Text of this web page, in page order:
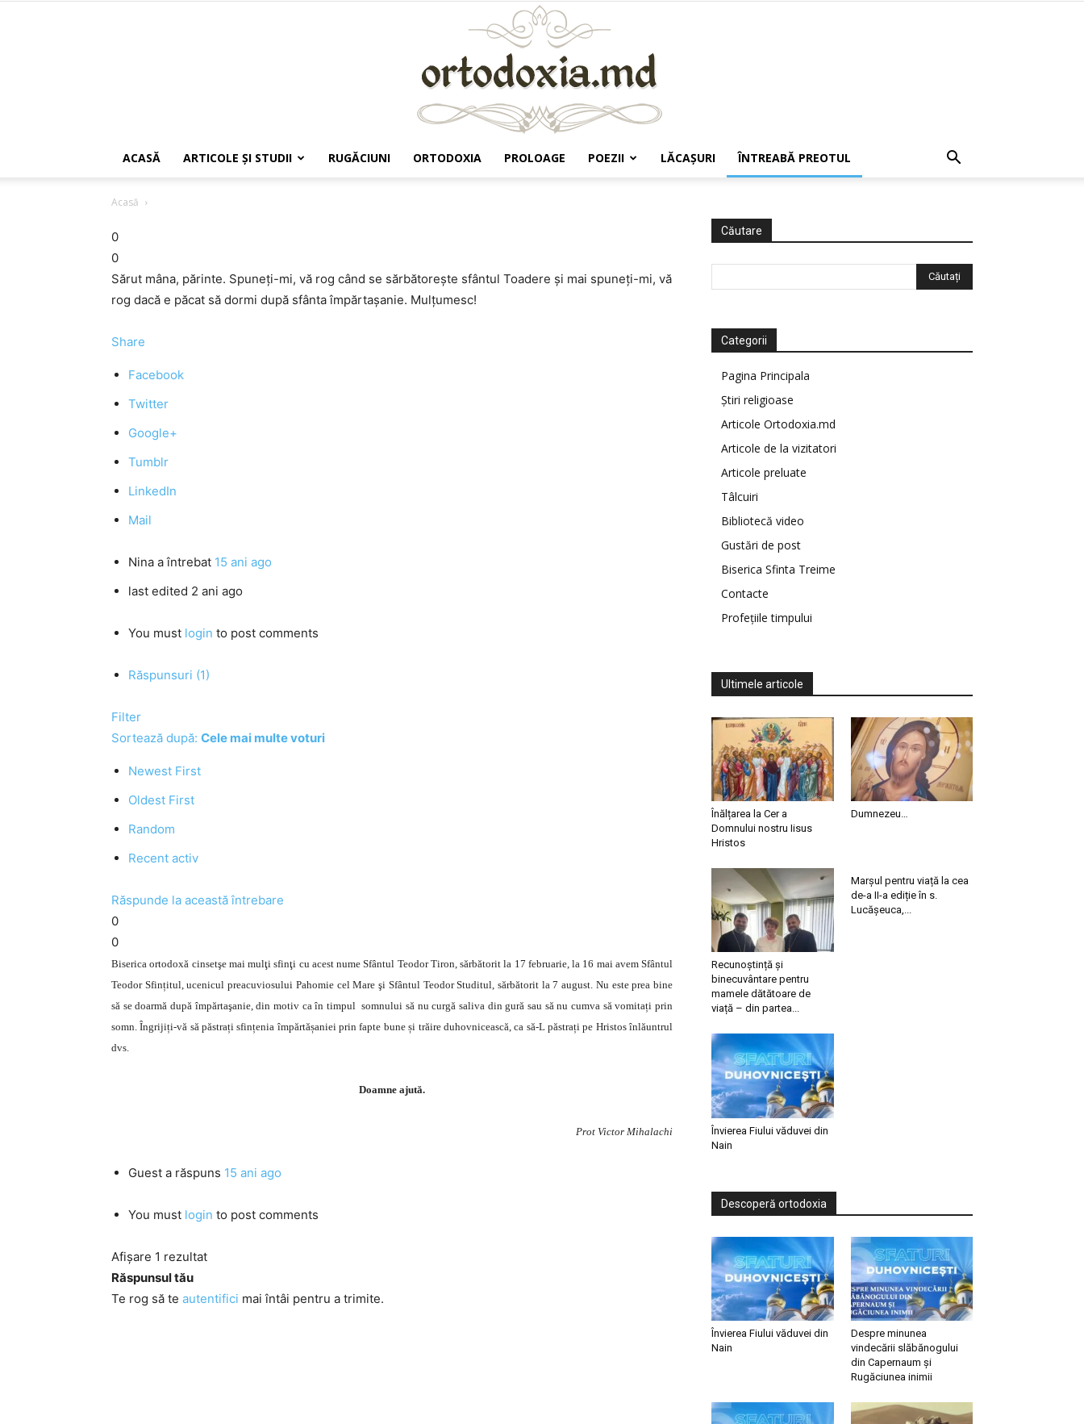
ACASĂ ARTICOLE ŞI STUDII RUGĂCIUNI ORTODOXIA PROLOAGE POEZII LĂCAŞURI ÎNTREABĂ PREOTUL
Acasă
0
0
Sărut mâna, părinte. Spuneţi-mi, vă rog când se sărbătoreşte sfântul Toadere şi mai spuneţi-mi, vă
rog dacă e păcat să dormi după sfânta împărtaşanie. Mulţumesc!
Share
Facebook
Twitter
Google+
Tumblr
LinkedIn
Mail
Nina a întrebat 15 ani ago
last edited 2 ani ago
You must login to post comments
Răspunsuri (1)
Filter
Sortează după: Cele mai multe voturi
Newest First
Oldest First
Random
Recent activ
Răspunde la această întrebare
0
0
Biserica ortodoxă cinsetşe mai mulţi sfinţi cu acest nume Sfântul Teodor Tiron, sărbătorit la 17 februarie, la 16 mai avem Sfântul
Teodor Sfințitul, ucenicul preacuviosului Pahomie cel Mare şi Sfântul Teodor Studitul, sărbătorit la 7 august. Nu este prea bine
să se doarmă după împărtaşanie, din motiv ca în timpul somnului să nu curgă saliva din gură sau să nu cumva să vomitați prin
somn. Îngrijiți-vă să păstrați sfințenia împărtășaniei prin fapte bune și trăire duhovnicească, ca să-L păstrați pe Hristos înlăuntrul
dvs.
Doamne ajută.
Prot Victor Mihalachi
Guest a răspuns 15 ani ago
You must login to post comments
Afișare 1 rezultat
Răspunsul tău
Te rog să te autentifici mai întâi pentru a trimite.
Căutare
Categorii
Pagina Principala
Știri religioase
Articole Ortodoxia.md
Articole de la vizitatori
Articole preluate
Tâlcuiri
Bibliotecă video
Gustări de post
Biserica Sfinta Treime
Contacte
Profețiile timpului
Ultimele articole
Înălțarea la Cer a
Domnului nostru Iisus
Hristos
Dumnezeu…
Recunoștință și
binecuvântare pentru
mamele dătătoare de
viață – din partea...
Marșul pentru viață la cea
de-a II-a ediție în s.
Lucășeuca,...
Învierea Fiului văduvei din
Nain
Descoperă ortodoxia
Învierea Fiului văduvei din
Nain
Despre minunea
vindecării slăbănogului
din Capernaum și
Rugăciunea inimii